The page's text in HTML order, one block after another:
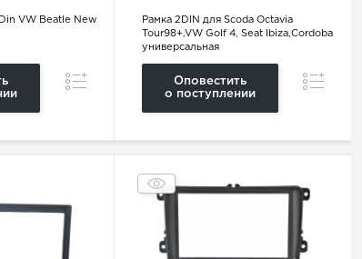
VW Beatle New
Сравнение
Рамка 2DIN для Scoda Оctavia
Tour98+,VW Golf 4, Seat Ibiza,Cordoba
универсальная
Оповестить
о поступлении